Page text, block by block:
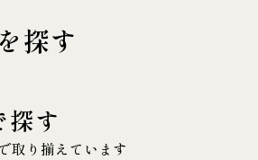
探す
探す
取り揃えています